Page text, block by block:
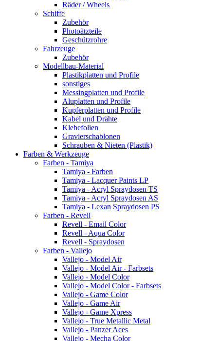
Räder / Wheels
Schiffe
Zubehör
Photoätzteile
Geschützrohre
Fahrzeuge
Zubehör
Modellbau-Material
Plastikplatten und Profile
sonstiges
Messingplatten und Profile
Aluplatten und Profile
Kupferplatten und Profile
Kabel und Drähte
Klebefolien
Gravierschablonen
Schrauben & Nieten (Plastik)
Farben & Werkzeuge
Farben - Tamiya
Tamiya - Farben
Tamiya - Lacquer Paints LP
Tamiya - Acryl Spraydosen TS
Tamiya - Acryl Spraydosen AS
Tamiya - Lexan Spraydosen PS
Farben - Revell
Revell - Email Color
Revell - Aqua Color
Revell - Spraydosen
Farben - Vallejo
Vallejo - Model Air
Vallejo - Model Air - Farbsets
Vallejo - Model Color
Vallejo - Model Color - Farbsets
Vallejo - Game Color
Vallejo - Game Air
Vallejo - Game Xpress
Vallejo - True Metallic Metal
Vallejo - Panzer Aces
Vallejo - Mecha Color